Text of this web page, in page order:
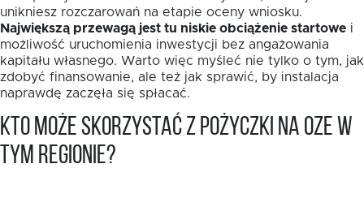
unikniesz rozczarowań na etapie oceny wniosku.
Największą przewagą jest tu niskie obciążenie startowe i
możliwość uruchomienia inwestycji bez angażowania
kapitału własnego. Warto więc myśleć nie tylko o tym, jak
zdobyć finansowanie, ale też jak sprawić, by instalacja
naprawdę zaczęła się spłacać.
Kto może skorzystać z pożyczki na OZE w
tym regionie?